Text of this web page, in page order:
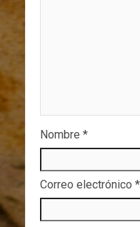
Nombre *
Correo electrónico *